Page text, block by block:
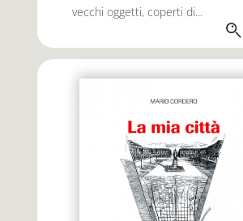
vecchi oggetti, coperti di...